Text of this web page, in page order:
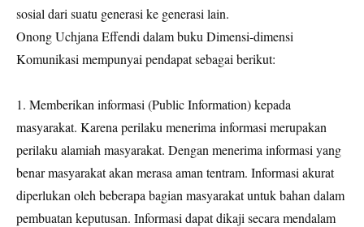
sosial dari suatu generasi ke generasi lain.
Onong Uchjana Effendi dalam buku Dimensi-dimensi
Komunikasi mempunyai pendapat sebagai berikut:
1. Memberikan informasi (Public Information) kepada
masyarakat. Karena perilaku menerima informasi merupakan
perilaku alamiah masyarakat. Dengan menerima informasi yang
benar masyarakat akan merasa aman tentram. Informasi akurat
diperlukan oleh beberapa bagian masyarakat untuk bahan dalam
pembuatan keputusan. Informasi dapat dikaji secara mendalam